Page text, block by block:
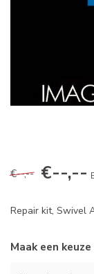
€--,-- €--,--
Repair kit, Swivel
Maak een keuze